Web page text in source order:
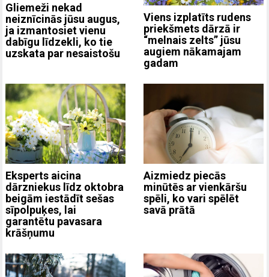
Gliemeži nekad
neiznīcinās jūsu augus,
ja izmantosiet vienu
dabīgu līdzekli, ko tie
uzskata par nesaistošu
Viens izplatīts rudens
priekšmets dārzā ir
“melnais zelts” jūsu
augiem nākamajam
gadam
Eksperts aicina
dārzniekus līdz oktobra
beigām iestādīt sešas
sīpolpuķes, lai
garantētu pavasara
krāšņumu
Aizmiedz piecās
minūtēs ar vienkāršu
spēli, ko vari spēlēt
savā prātā